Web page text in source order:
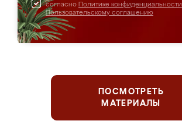
согласно Политике конфиденциальности
Пользовательскому соглашению
ПОСМОТРЕТЬ
МАТЕРИАЛЫ